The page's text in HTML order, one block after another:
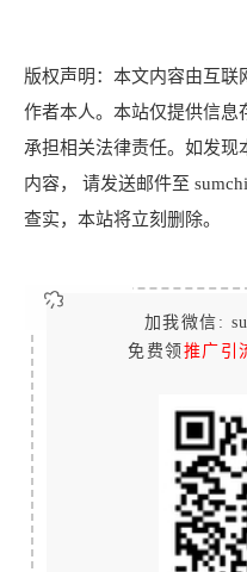
版权声明：本文内容由互联
作者本人。本站仅提供信息
承担相关法律责任。如发现
内容， 请发送邮件至
查实，本站将立刻删除。
加我微信:
免费领 推广引